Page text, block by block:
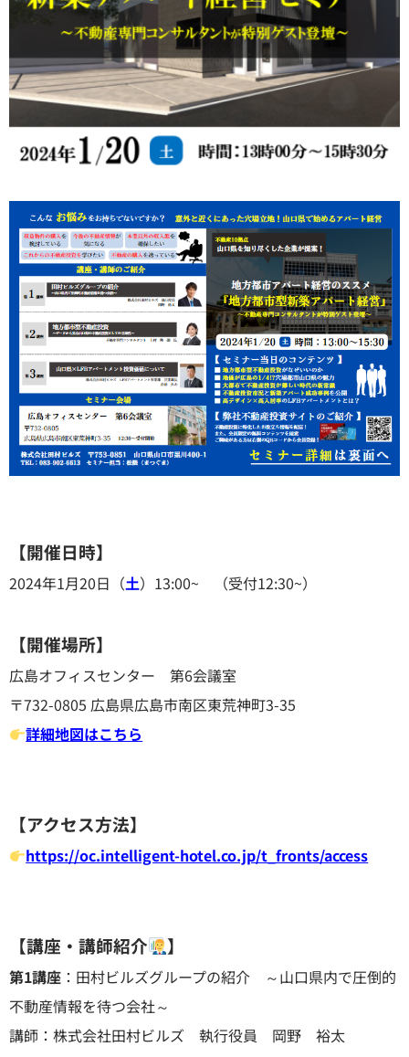
【開催日時】
2024年1月20日（土）13:00~ （受付12:30~）
【開催場所】
広島オフィスセンター 第6会議室
〒732-0805 広島県広島市南区東荒神町3-35
詳細地図はこちら
【アクセス方法】
https://oc.intelligent-hotel.co.jp/t_fronts/access
【講座・講師紹介 】
第1講座 ：田村ビルズグループの紹介 ～山口県内で圧倒的
不動産情報を待つ会社～
講師：株式会社田村ビルズ 執行役員 岡野 裕太